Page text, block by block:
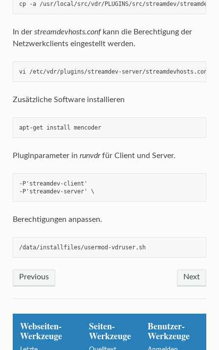
cp -a /usr/local/src/vdr/PLUGINS/src/streamdev/
In der streamdevhosts.confkann die Berechtigung der
Netzwerkclients eingestellt werden.
vi /etc/vdr/plugins/streamdev-server/streamdevhosts.conf
Zusätzliche Software installieren
apt-get install mencoder
Pluginparameter in runvdrfür Client und Server.
-P'streamdev-client'
-P'streamdev-server' \
Berechtigungen anpassen.
/data/installfiles/usermod-vdruser.sh
Previous Next
Webseiten-
Werkzeuge
Seiten-
Werkzeuge
Benutzer-
Werkzeuge